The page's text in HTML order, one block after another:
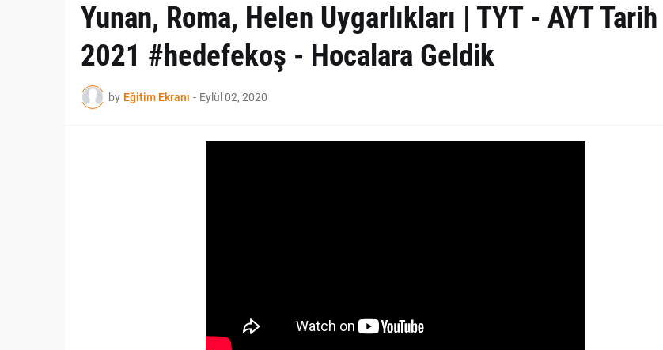
Yunan, Roma, Helen Uygarlıkları | TYT - AYT Tarih
2021 #hedefekoş - Hocalara Geldik
by Eğitim Ekranı - Eylül 02, 2020